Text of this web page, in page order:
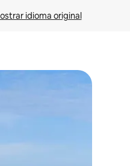
idioma original